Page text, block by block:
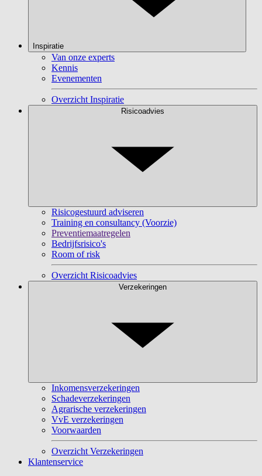
Inspiratie
Van onze experts
Kennis
Evenementen
Overzicht Inspiratie
Risicoadvies
Risicogestuurd adviseren
Training en consultancy (Voorzie)
Preventiemaatregelen
Bedrijfsrisico's
Room of risk
Overzicht Risicoadvies
Verzekeringen
Inkomensverzekeringen
Schadeverzekeringen
Agrarische verzekeringen
VvE verzekeringen
Voorwaarden
Overzicht Verzekeringen
Klantenservice